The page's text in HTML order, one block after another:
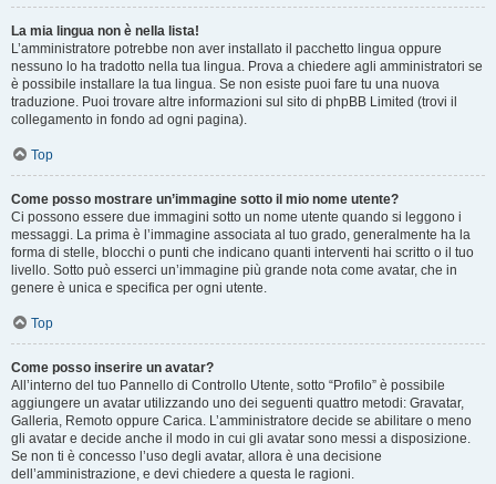
La mia lingua non è nella lista!
L’amministratore potrebbe non aver installato il pacchetto lingua oppure
nessuno lo ha tradotto nella tua lingua. Prova a chiedere agli amministratori se
è possibile installare la tua lingua. Se non esiste puoi fare tu una nuova
traduzione. Puoi trovare altre informazioni sul sito di phpBB Limited (trovi il
collegamento in fondo ad ogni pagina).
Top
Come posso mostrare un’immagine sotto il mio nome utente?
Ci possono essere due immagini sotto un nome utente quando si leggono i
messaggi. La prima è l’immagine associata al tuo grado, generalmente ha la
forma di stelle, blocchi o punti che indicano quanti interventi hai scritto o il tuo
livello. Sotto può esserci un’immagine più grande nota come avatar, che in
genere è unica e specifica per ogni utente.
Top
Come posso inserire un avatar?
All’interno del tuo Pannello di Controllo Utente, sotto “Profilo” è possibile
aggiungere un avatar utilizzando uno dei seguenti quattro metodi: Gravatar,
Galleria, Remoto oppure Carica. L’amministratore decide se abilitare o meno
gli avatar e decide anche il modo in cui gli avatar sono messi a disposizione.
Se non ti è concesso l’uso degli avatar, allora è una decisione
dell’amministrazione, e devi chiedere a questa le ragioni.